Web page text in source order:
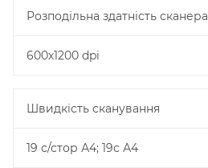
Розподільна здатність сканера
600х1200 dpi
Швидкість сканування
19 с/стор А4; 19с А4